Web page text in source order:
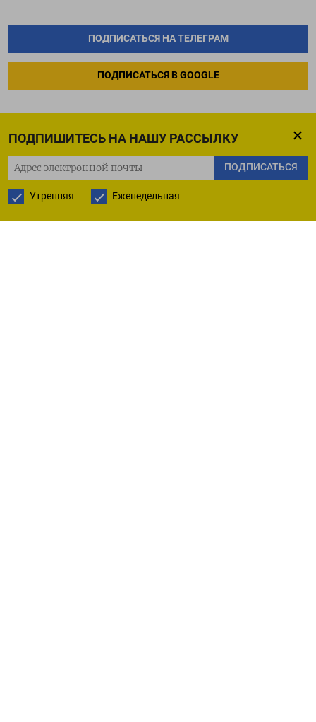
ПОДПИШИТЕСЬ НА НАШУ РАССЫЛКУ
ПОДПИСАТЬСЯ
Утренняя Еженедельная
ПОДПИСАТЬСЯ НА ТЕЛЕГРАМ
ПОДПИСАТЬСЯ В GOOGLE